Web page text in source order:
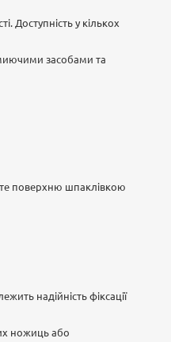
Доступність у кількох
засобами та
поверхню шпаклівкою
надійність фіксації
ножиць або